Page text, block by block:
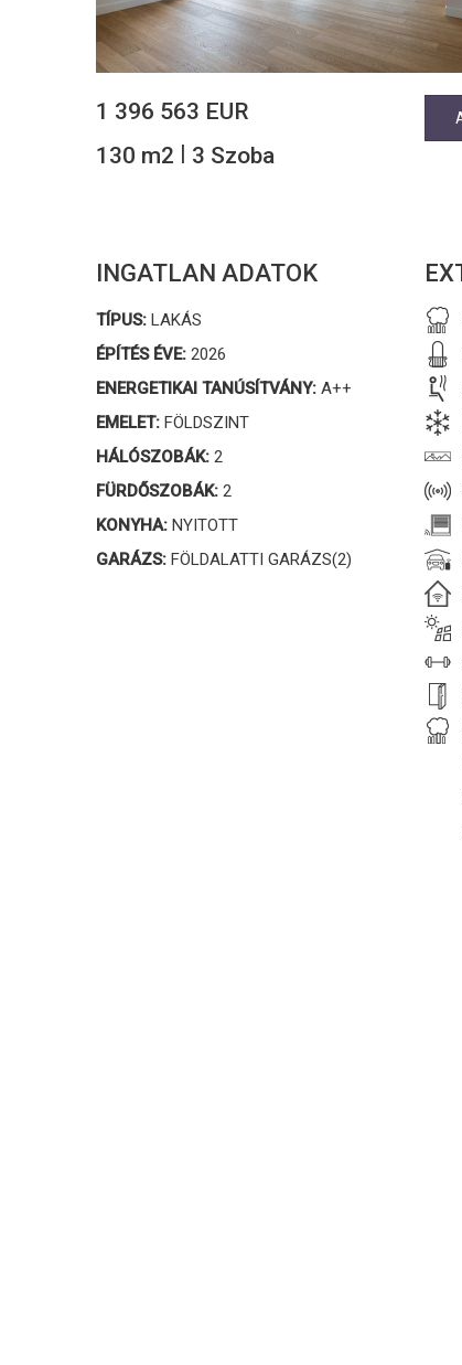
1 396 563 EUR
130 m2 | 3 Szoba
INGATLAN ADATOK
TÍPUS: LAKÁS
ÉPÍTÉS ÉVE: 2026
ENERGETIKAI TANÚSÍTVÁNY: A++
EMELET: FÖLDSZINT
HÁLÓSZOBÁK: 2
FÜRDŐSZOBÁK: 2
KONYHA: NYITOTT
GARÁZS: FÖLDALATTI GARÁZS(2)